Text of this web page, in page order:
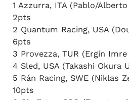
1 Azzurra, ITA (Pablo/Alberto
2pts
2 Quantum Racing, USA
6pts
3 Provezza, TUR (Ergin
4 Sled, USA (Takashi Okura
5 Rán Racing, SWE (Niklas
10pts